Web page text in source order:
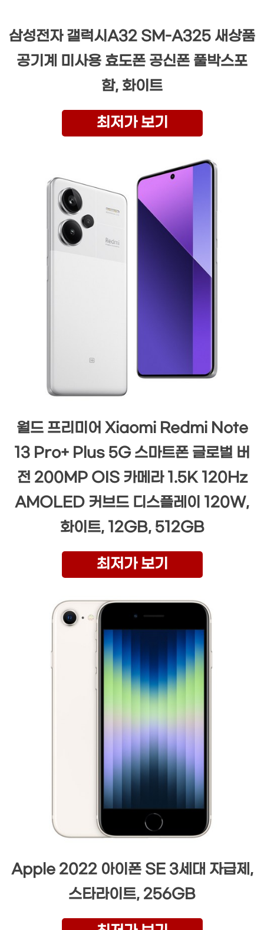
삼성전자 갤럭시A32 SM-A325 새상품
공기계 미사용 효도폰 공신폰 풀박스포
함, 화이트
최저가 보기
월드 프리미어 Xiaomi Redmi Note
13 Pro+ Plus 5G 스마트폰 글로벌 버
전 200MP OIS 카메라 1.5K 120Hz
AMOLED 커브드 디스플레이 120W,
화이트, 12GB, 512GB
최저가 보기
Apple 2022 아이폰 SE 3세대 자급제,
스타라이트, 256GB